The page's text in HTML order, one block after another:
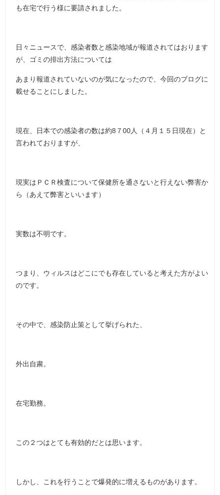
も在宅で行う様に要請されました。
日々ニュースで、感染者数と感染地域が報道されてはおります
が、ゴミの排出方法については
あまり報道されていないのが気になったので、今回のブログに
載せることにしました。
現在、日本での感染者の数は約8７00人（４月１５日現在）と
言われておりますが、
現実はＰＣＲ検査について保健所を通さないと行えない弊害か
ら（あえて弊害といいます）
実数は不明です。
つまり、ウィルスはどこにでも存在していると考えた方がよい
のです。
その中で、感染防止策として挙げられた、
外出自粛。
在宅勤務。
この２つはとても有効的だとは思います。
しかし、これを行うことで爆発的に増えるものがあります。